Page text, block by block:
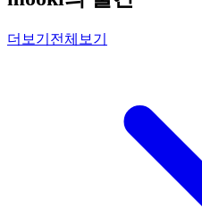
더보기 전체보기